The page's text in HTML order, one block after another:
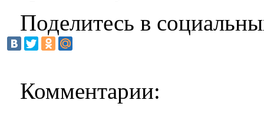
Поделитесь в
Комментарии: